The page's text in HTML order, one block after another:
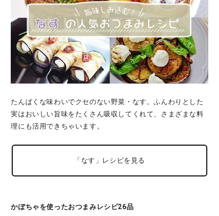
たんぱくな味わいでクセのない野菜・なす。ふんわりとした
実はおいしい旨味をたくさん吸収してくれて、さまざまな料
理にも活用できちゃいます。
「なす」レシピを見る
かぼちゃを使ったおつまみレシピ26品